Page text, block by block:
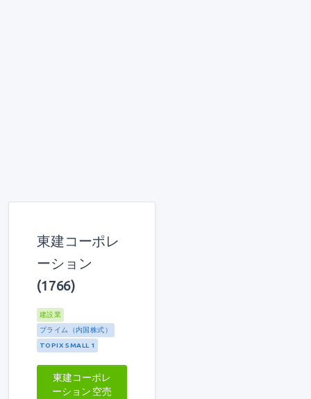
東建コーポレ
ーション
(1766)
建設業
プライム（内国株式）
TOPIX SMALL 1
東建コーポレ
ーション 空売